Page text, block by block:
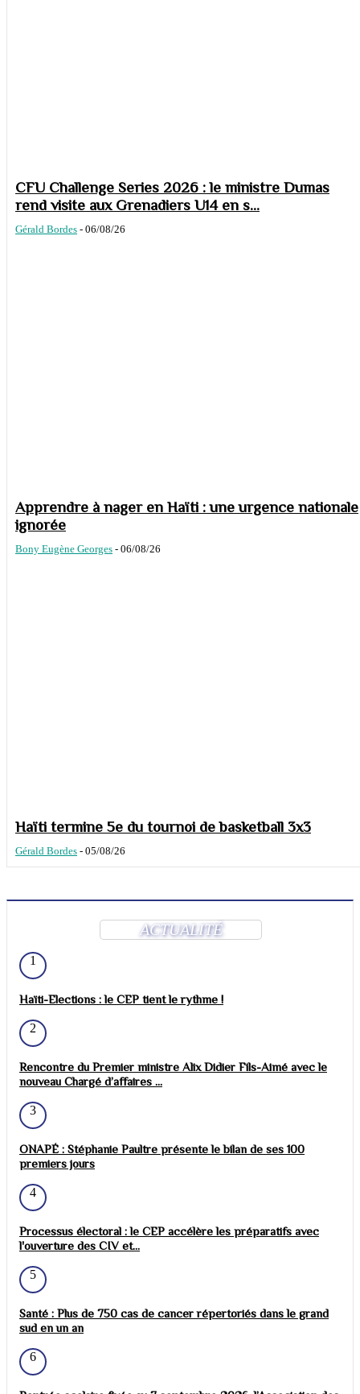
CFU Challenge Series 2026 : le ministre Dumas
rend visite aux Grenadiers U14 en s...
Gérald Bordes - 06/08/26
Apprendre à nager en Haïti : une urgence nationale
ignorée
Bony Eugène Georges - 06/08/26
Haïti termine 5e du tournoi de basketball 3x3
Gérald Bordes - 05/08/26
ACTUALITÉ
1
Haïti-Elections : le CEP tient le rythme !
2
Rencontre du Premier ministre Alix Didier Fils-Aimé avec le
nouveau Chargé d’affaires ...
3
ONAPÉ : Stéphanie Paultre présente le bilan de ses 100
premiers jours
4
Processus électoral : le CEP accélère les préparatifs avec
l'ouverture des CIV et...
5
Santé : Plus de 750 cas de cancer répertoriés dans le grand
sud en un an
6